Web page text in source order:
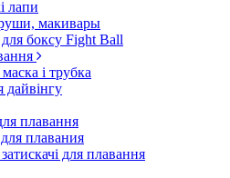
лапи
макивары
боксу Fight Ball
і трубка
дайвінгу
плавання
плавания
для плавання